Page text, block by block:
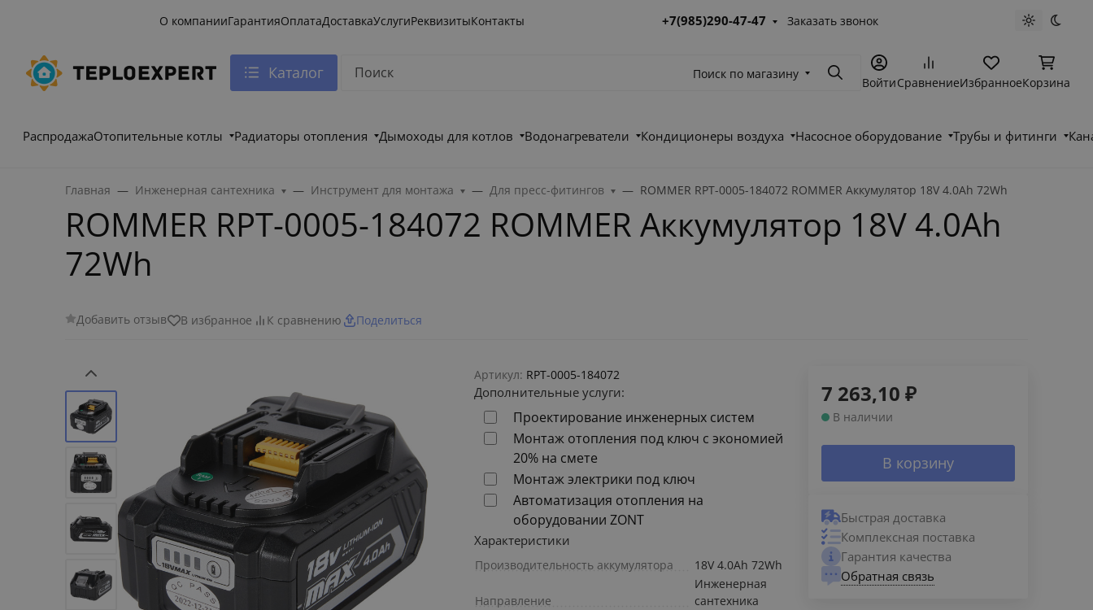
О компанииГарантияОплатаДоставкаУслугиРеквизитыКонтакты +7(985)290-47-47 Заказать звонок Светлая
Каталог Поиск по магазину ПоискВойтиСравнениеИзбранноеКорзина
РаспродажаОтопительные котлы Радиаторы отопления Дымоходы для котлов Водонагреватели Кондиционеры воздуха Насосное оборудование Трубы и фитинги
Главная Инженерная сантехника Инструмент для монтажа Для пресс-фитингов ROMMER RPT-0005-184072 ROMMER Аккумулятор 18V 4.0Ah 72Wh
ROMMER RPT-0005-184072 ROMMER Аккумулятор 18V 4.0Ah
72Wh
Добавить отзыв В избранное К сравнению Поделиться
Артикул: RPT-0005-184072
Дополнительные услуги:
Проектирование инженерных систем
Монтаж отопления под ключ с экономией
20% на смете
Монтаж электрики под ключ
Автоматизация отопления на
оборудовании ZONT
Характеристики
Производительность аккумулятора 18V 4.0Ah 72Wh
Направление
Инженерная
сантехника
7 263,10 ₽
В наличии
В корзину
Быстрая доставка
Комплексная поставка
Гарантия качества
Обратная связь